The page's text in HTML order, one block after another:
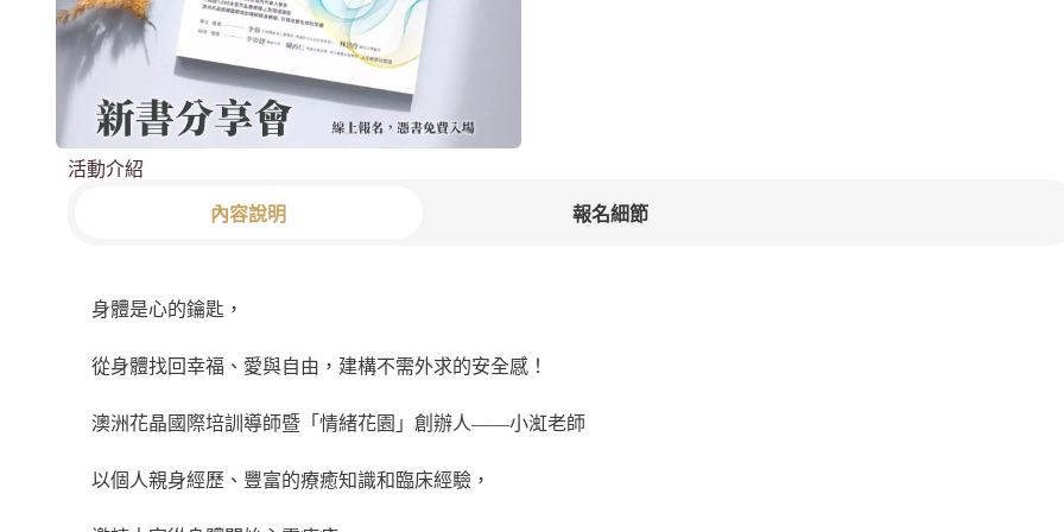
活動介紹
內容說明 報名細節
身體是心的鑰匙，
從身體找回幸福、愛與自由，建構不需外求的安全感！
澳洲花晶國際培訓導師暨「情緒花園」創辦人——小渱老師
以個人親身經歷、豐富的療癒知識和臨床經驗，